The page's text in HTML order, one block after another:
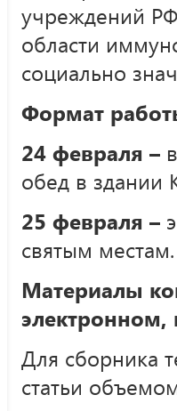
учреждений
области
социально
Формат
24 февраля –
обед в здании
25 февраля –
святым местам.
Материалы
электронном,
Для сборника
статьи